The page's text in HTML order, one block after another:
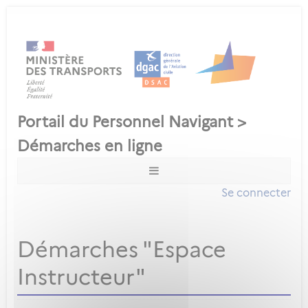
Se connecter
Démarches "Espace
Instructeur"